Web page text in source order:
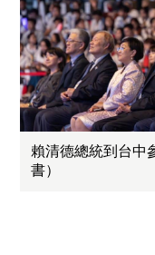
賴清德總統到台中
書）